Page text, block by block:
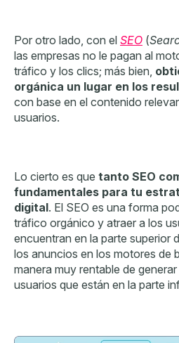
Por otro lado, con el SEO (
las empresas no le pagan al
tráfico y los clics; más bien,
orgánica un lugar en los
con base en el contenido
usuarios.
Lo cierto es que tanto SEO
fundamentales para tu
digital. El SEO es una forma
tráfico orgánico y atraer a los
encuentran en la parte superior
los anuncios en los motores de
manera muy rentable de
usuarios que están en la parte